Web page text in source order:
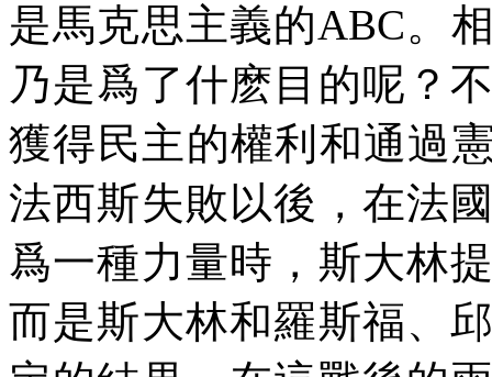
是馬克思主義的ABC。
乃是爲了什麽目的呢？
獲得民主的權利和通過
法西斯失敗以後，在法
爲一種力量時，斯大林
而是斯大林和羅斯福、